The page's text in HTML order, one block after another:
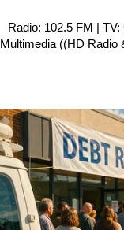
Radio: 102.5 FM |
Multimedia ((HD Radio